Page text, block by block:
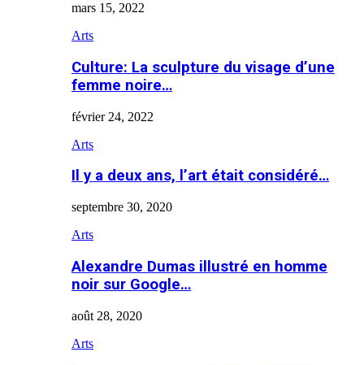
mars 15, 2022
Arts
Culture: La sculpture du visage d’une
femme noire…
février 24, 2022
Arts
Il y a deux ans, l’art était considéré…
septembre 30, 2020
Arts
Alexandre Dumas illustré en homme
noir sur Google…
août 28, 2020
Arts